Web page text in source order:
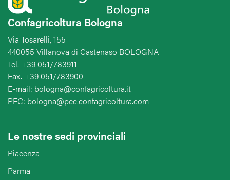
Confagricoltura Bologna
Via Tosarelli, 155
440055 Villanova di Castenaso BOLOGNA
Tel. +39 051/783911
Fax. +39 051/783900
E-mail: bologna@confagricoltura.it
PEC: bologna@pec.confagricoltura.com
Le nostre sedi provinciali
Piacenza
Parma